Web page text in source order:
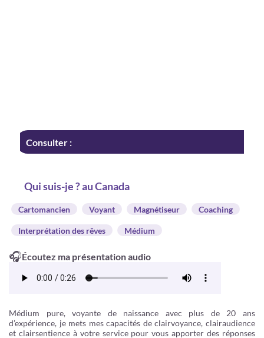
Consulter :
Qui suis-je ? au Canada
Cartomancien Voyant Magnétiseur Coaching
Interprétation des rêves Médium
🎧Écoutez ma présentation audio
Médium pure, voyante de naissance avec plus de 20 ans
d’expérience, je mets mes capacités de clairvoyance, clairaudience
et clairsentience à votre service pour vous apporter des réponses